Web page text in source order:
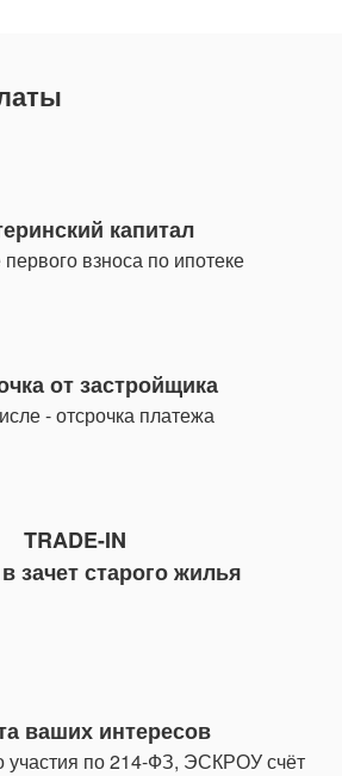
капитал
первого взноса по ипотеке
от застройщика
- отсрочка платежа
TRADE-IN
зачет старого жилья
ваших интересов
участия по 214-ФЗ, ЭСКРОУ счёт